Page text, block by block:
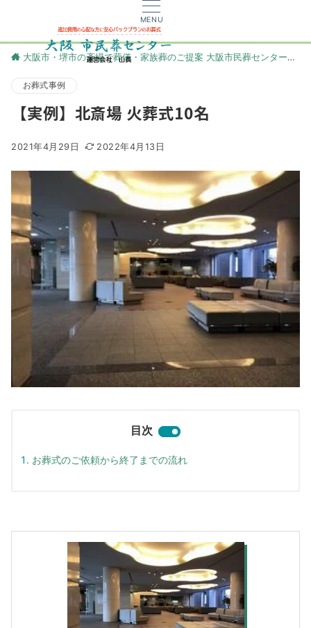
MENU
大阪市・堺市の斎場で葬儀・家族葬のご提案 大阪市民葬センター
お葬式事例
【実例】北斎場 火葬式10名
2021年4月29日 2022年4月13日
目次
お葬式のご依頼から終了までの流れ